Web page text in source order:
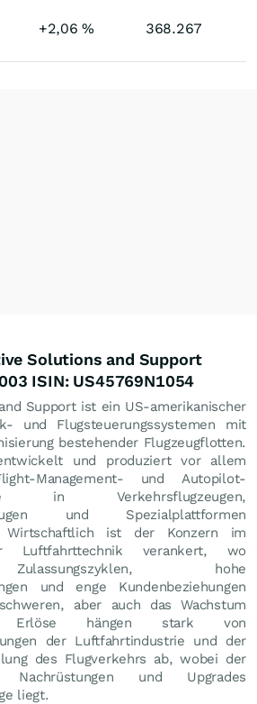
+2,06% 368.267
Solutions and Support
ISIN: US45769N1054
Support ist ein US-amerikanischer
und Flugsteuerungssystemen mit
bestehender Flugzeugflotten.
und produziert vor allem
Management- und Autopilot-
in Verkehrsflugzeugen,
und Spezialplattformen
Wirtschaftlich ist der Konzern im
Luftfahrttechnik verankert, wo
hohe
und enge Kundenbeziehungen
aber auch das Wachstum
Erlöse hängen stark von
der Luftfahrtindustrie und der
des Flugverkehrs ab, wobei der
und Upgrades
liegt.